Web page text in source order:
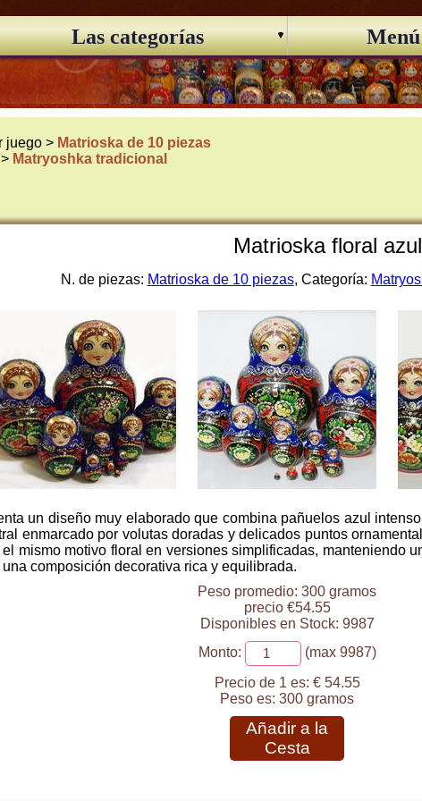
Las categorías
juego > Matrioska de 10 piezas
Matryoshka tradicional
Matrioska floral
N. de piezas: Matrioska de 10 piezas, Categoría:
un diseño muy elaborado que combina pañuelos azul
enmarcado por volutas doradas y delicados puntos
mismo motivo floral en versiones simplificadas, manteniendo
composición decorativa rica y equilibrada.
Peso promedio: 300 gramos
precio €54.55
Disponibles en Stock: 9987
Monto:
(max 9987)
Precio de 1 es: € 54.55
Peso es: 300 gramos
Añadir a la
Cesta